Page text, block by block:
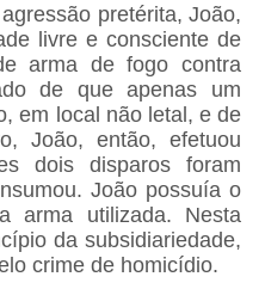
pretérita, João,
livre e consciente de
arma de fogo contra
de que apenas um
em local não letal, e de
João, então, efetuou
dois disparos foram
João possuía o
arma utilizada. Nesta
da subsidiariedade,
crime de homicídio.